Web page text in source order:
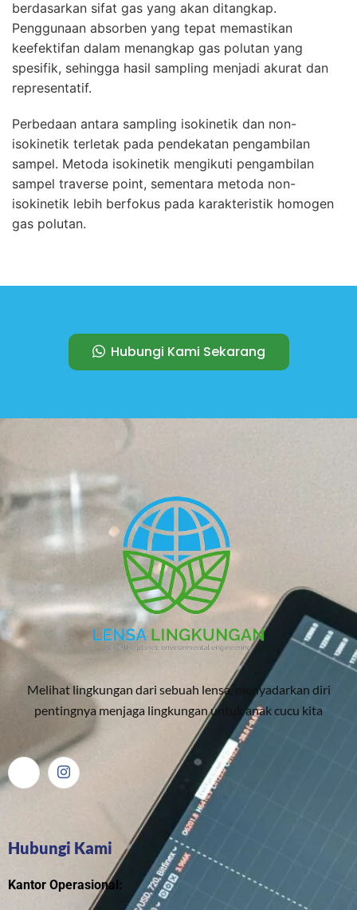
berdasarkan sifat gas yang akan ditangkap.
Penggunaan absorben yang tepat memastikan
keefektifan dalam menangkap gas polutan yang
spesifik, sehingga hasil sampling menjadi akurat dan
representatif.
Perbedaan antara sampling isokinetik dan non-
isokinetik terletak pada pendekatan pengambilan
sampel. Metoda isokinetik mengikuti pengambilan
sampel traverse point, sementara metoda non-
isokinetik lebih berfokus pada karakteristik homogen
gas polutan.
Hubungi Kami Sekarang
Melihat lingkungan dari sebuah lensa, menyadarkan diri
pentingnya menjaga lingkungan untuk anak cucu kita
Hubungi Kami
Kantor Operasional: